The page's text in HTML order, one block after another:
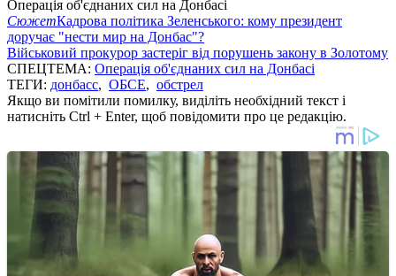
Операція об'єднаних сил на Донбасі
СюжетКадрова політика Зеленського: кому президент
доручає "нести мир на Донбас"?
Військовий прокурор застеріг від порушень закону в Золотому
СПЕЦТЕМА: Операція об'єднаних сил на Донбасі
ТЕГИ: донбасс, ОБСЕ, обстрел
Якщо ви помітили помилку, виділіть необхідний текст і
натисніть Ctrl + Enter, щоб повідомити про це редакцію.